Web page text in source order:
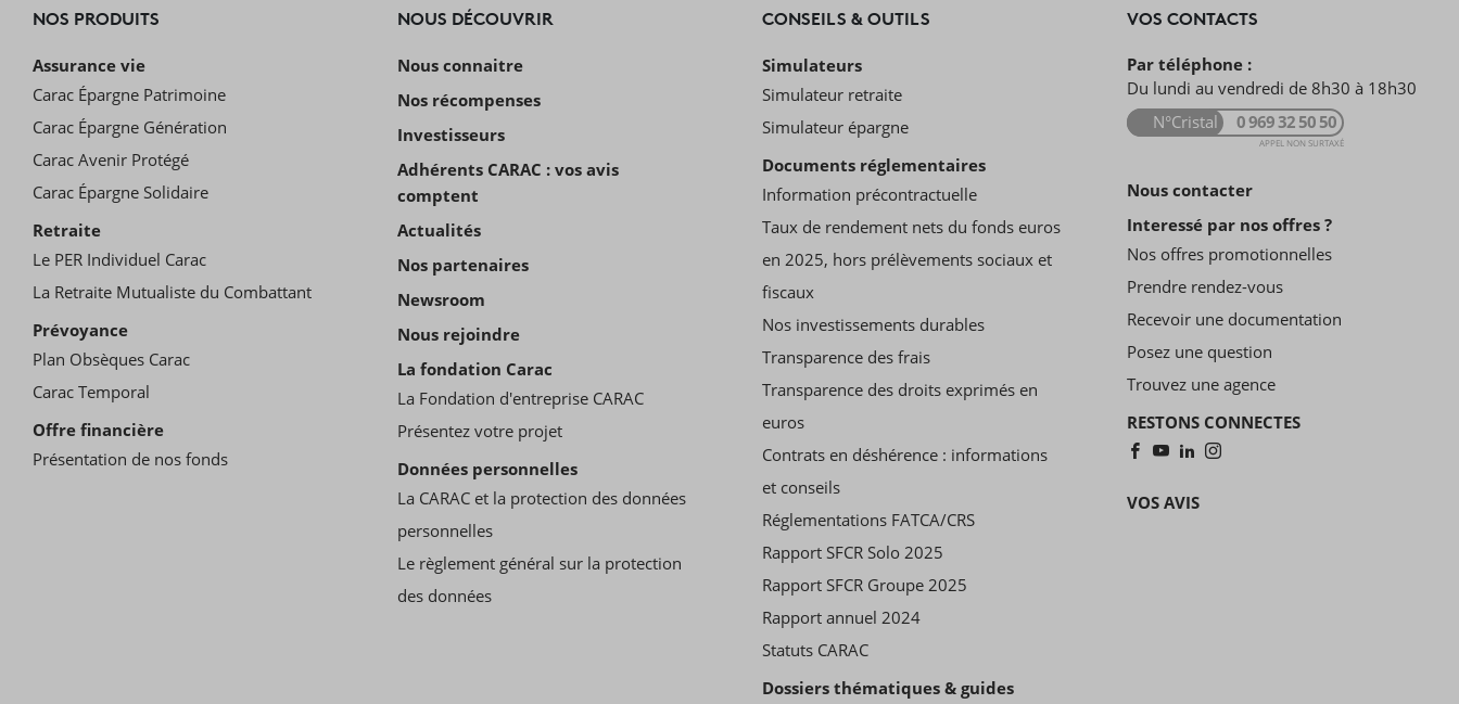
NOS PRODUITS
Assurance vie
Carac Épargne Patrimoine
Carac Épargne Génération
Carac Avenir Protégé
Carac Épargne Solidaire
Retraite
Le PER Individuel Carac
La Retraite Mutualiste du Combattant
Prévoyance
Plan Obsèques Carac
Carac Temporal
Offre financière
Présentation de nos fonds
NOUS DÉCOUVRIR
Nous connaitre
Nos récompenses
Investisseurs
Adhérents CARAC : vos avis
comptent
Actualités
Nos partenaires
Newsroom
Nous rejoindre
La fondation Carac
La Fondation d'entreprise CARAC
Présentez votre projet
Données personnelles
La CARAC et la protection des données
personnelles
Le règlement général sur la protection
des données
CONSEILS & OUTILS
Simulateurs
Simulateur retraite
Simulateur épargne
Documents réglementaires
Information précontractuelle
Taux de rendement nets du fonds euros
en 2025, hors prélèvements sociaux et
fiscaux
Nos investissements durables
Transparence des frais
Transparence des droits exprimés en
euros
Contrats en déshérence : informations
et conseils
Réglementations FATCA/CRS
Rapport SFCR Solo 2025
Rapport SFCR Groupe 2025
Rapport annuel 2024
Statuts CARAC
Dossiers thématiques & guides
VOS CONTACTS
Par téléphone :
Du lundi au vendredi de 8h30 à 18h30
N°Cristal
0 969 32 50 50
APPEL NON SURTAXÉ
Nous contacter
Interessé par nos offres ?
Nos offres promotionnelles
Prendre rendez-vous
Recevoir une documentation
Posez une question
Trouvez une agence
RESTONS CONNECTES
VOS AVIS